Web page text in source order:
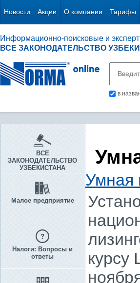
Новости Акции О компании Тарифы
Информационно-поисковые и
ВСЕ ЗАКОНОДАТЕЛЬСТВО
в
ВСЕ
ЗАКОНОДАТЕЛЬСТВО
УЗБЕКИСТАНА
Малое предприятие
Налоги: Вопросы и
ответы
Умная
курсу